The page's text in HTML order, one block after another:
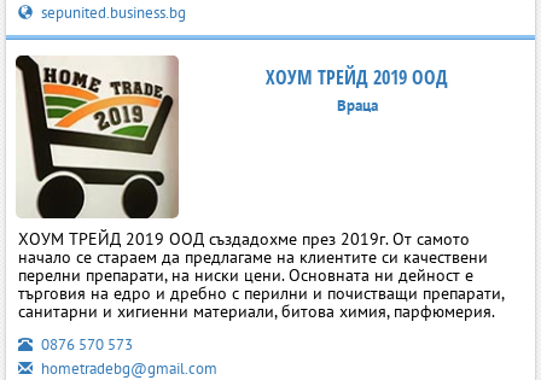
sepunited.business.bg
ХОУМ ТРЕЙД 2019 ООД
Враца
ХОУМ ТРЕЙД 2019 ООД създадохме през 2019г. От самото
начало се стараем да предлагаме на клиентите си качествени
перелни препарати, на ниски цени. Основната ни дейност е
търговия на едро и дребно с перилни и почистващи препарати,
санитарни и хигиенни материали, битова химия, парфюмерия.
0876 570 573
hometradebg@gmail.com